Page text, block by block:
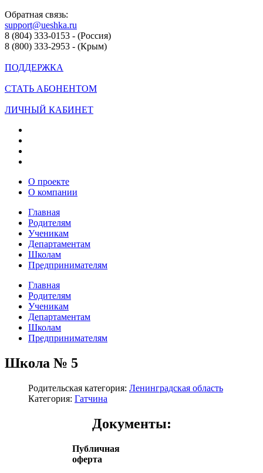
Обратная связь:
support@ueshka.ru
8 (804) 333-0153 - (Россия)
8 (800) 333-2953 - (Крым)
ПОДДЕРЖКА
СТАТЬ АБОНЕНТОМ
ЛИЧНЫЙ КАБИНЕТ
О проекте
О компании
Главная
Родителям
Ученикам
Департаментам
Школам
Предпринимателям
Главная
Родителям
Ученикам
Департаментам
Школам
Предпринимателям
Школа № 5
Родительская категория: Ленинградская область
Категория: Гатчина
Документы:
Публичная
оферта